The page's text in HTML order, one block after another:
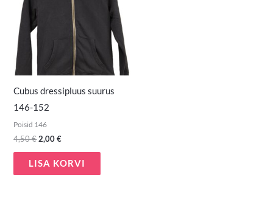
Cubus dressipluus suurus
146-152
Poisid 146
4,50€2,00€
LISA KORVI